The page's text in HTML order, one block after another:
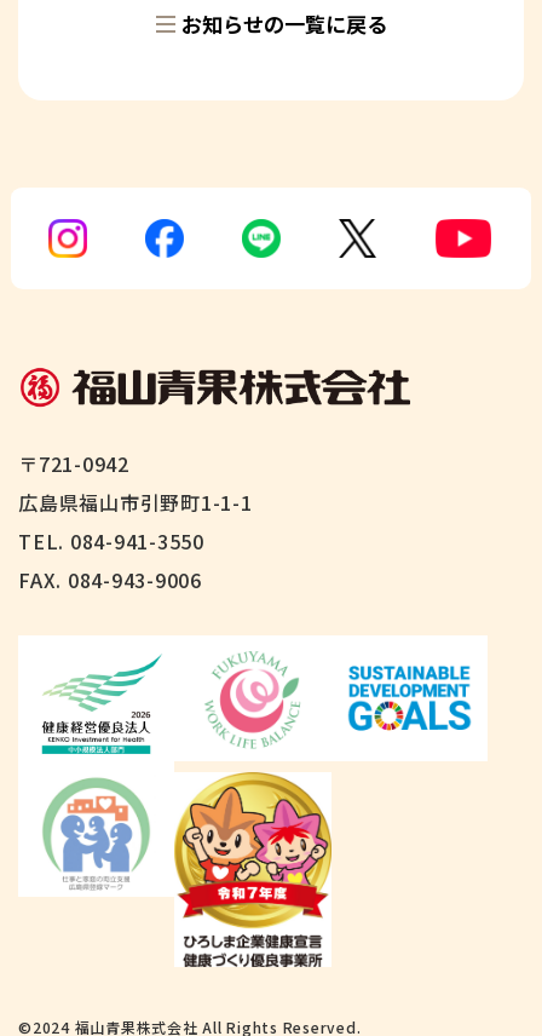
お知らせの一覧に戻る
〒721-0942
広島県福山市引野町1-1-1
TEL. 084-941-3550
FAX. 084-943-9006
©2024 福山青果株式会社 All Rights Reserved.